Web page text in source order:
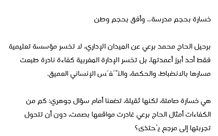
خسارة بحجم مدرسة… وأفق بحجم وطن
برحيل الحاج محمد برعي عن الميدان الإداري، لا تخسر مؤسسة تعليمية
فقط أحد أبرز أعمدتها، بل تخسر الإدارة المغربية كفاءة نادرة طبعت
مسارها بالانضباط، والحكمة، والنَّفَس الإنساني العميق.
هي خسارة صامتة، لكنها ثقيلة، تضعنا أمام سؤال جوهري: كم من
الكفاءات أمثال الحاج برعي غادرت مواقعها بصمت، دون أن تتحول
تجربتها إلى مرجع يُحتذى؟